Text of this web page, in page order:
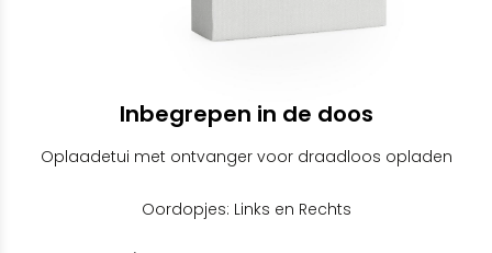
Inbegrepen in de doos
Oplaadetui met ontvanger voor draadloos opladen
Oordopjes: Links en Rechts